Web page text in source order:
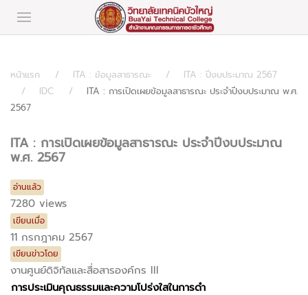
หน้าแรก ITA : ข้อมูลสาธารณะ
ITA : ปีงบประมาณ 2567
IDC
ITA : การเปิดเผยข้อมูลสาธารณะ ประจำปีงบประมาณ พ.ศ.
2567
ITA : การเปิดเผยข้อมูลสาธารณะ ประจำปีงบประมาณ
พ.ศ. 2567
อ่านแล้ว
7280 views
เขียนเมื่อ
11 กรกฎาคม 2567
เขียนข่าวโดย
งานศูนย์ดิจิทัลและสื่อสารองค์กร III
การประเมินคุณธรรมและความโปร่งใสในการดํา